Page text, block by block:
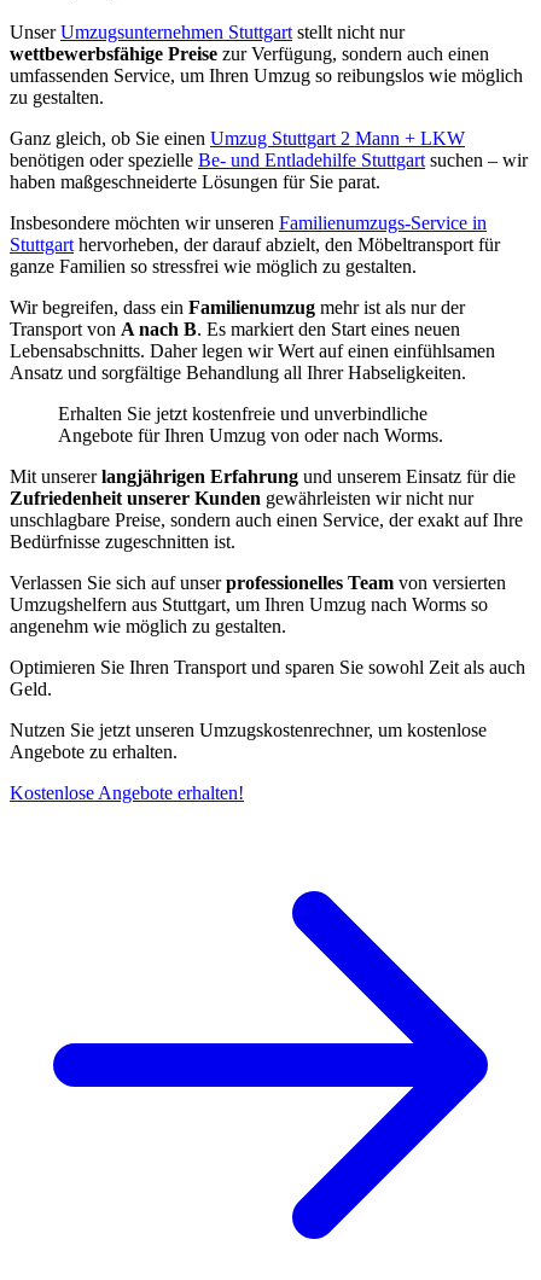
UnserUmzugsunternehmen Stuttgart stellt nicht nur
wettbewerbsfähige Preise zur Verfügung, sondern auch einen
umfassenden Service, um Ihren Umzug so reibungslos wie möglich
zu gestalten.
Ganz gleich, ob Sie einen Umzug Stuttgart 2 Mann + LKW
benötigen oder spezielle Be- und Entladehilfe Stuttgart suchen – wir
haben maßgeschneiderte Lösungen für Sie parat.
Insbesondere möchten wir unseren Familienumzugs-Service in
Stuttgart hervorheben, der darauf abzielt, den Möbeltransport für
ganze Familien so stressfrei wie möglich zu gestalten.
Wir begreifen, dass ein Familienumzug mehr ist als nur der
Transport von A nach B. Es markiert den Start eines neuen
Lebensabschnitts. Daher legen wir Wert auf einen einfühlsamen
Ansatz und sorgfältige Behandlung all Ihrer Habseligkeiten.
Erhalten Sie jetzt kostenfreie und unverbindliche
Angebote für Ihren Umzug von oder nach Worms.
Mit unsererlangjährigen Erfahrung und unserem Einsatz für die
Zufriedenheit unserer Kunden gewährleisten wir nicht nur
unschlagbare Preise, sondern auch einen Service, der exakt auf Ihre
Bedürfnisse zugeschnitten ist.
Verlassen Sie sich auf unserprofessionelles Team von versierten
Umzugshelfern aus Stuttgart, um Ihren Umzug nach Worms so
angenehm wie möglich zu gestalten.
Optimieren Sie Ihren Transport und sparen Sie sowohl Zeit als auch
Geld.
Nutzen Sie jetzt unseren Umzugskostenrechner, um kostenlose
Angebote zu erhalten.
Kostenlose Angebote erhalten!